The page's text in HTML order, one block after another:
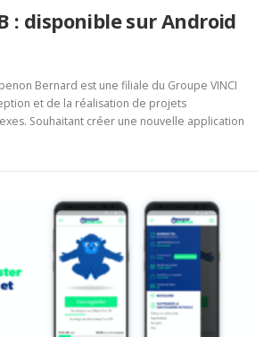
: disponible sur Android
Bernard est une filiale du Groupe VINCI
et de la réalisation de projets
Souhaitant créer une nouvelle application